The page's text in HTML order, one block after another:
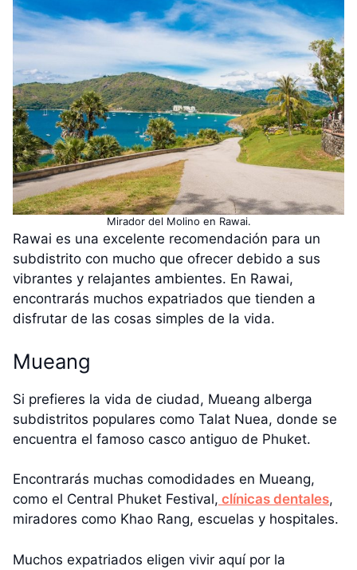
Mirador del Molino en Rawai.
Rawai es una excelente recomendación para un
subdistrito con mucho que ofrecer debido a sus
vibrantes y relajantes ambientes. En Rawai,
encontrarás muchos expatriados que tienden a
disfrutar de las cosas simples de la vida.
Mueang
Si prefieres la vida de ciudad, Mueang alberga
subdistritos populares como Talat Nuea, donde se
encuentra el famoso casco antiguo de Phuket.
Encontrarás muchas comodidades en Mueang,
como el Central Phuket Festival, clínicas dentales,
miradores como Khao Rang, escuelas y hospitales.
Muchos expatriados eligen vivir aquí por la